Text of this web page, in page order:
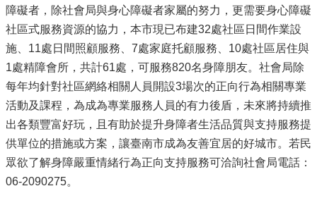
障礙者，除社會局與身心障礙者家屬的努力，更需要身心障礙
社區式服務資源的協力，本市現已布建32處社區日間作業設
施、11處日間照顧服務、7處家庭托顧服務、10處社區居住與
1處精障會所，共計61處，可服務820名身障朋友。社會局除
每年均針對社區網絡相關人員開設3場次的正向行為相關專業
活動及課程，為成為專業服務人員的有力後盾，未來將持續推
出各類豐富好玩，且有助於提升身障者生活品質與支持服務提
供單位的措施或方案，讓臺南市成為友善宜居的好城市。若民
眾欲了解身障嚴重情緒行為正向支持服務可洽詢社會局電話：
06-2090275。